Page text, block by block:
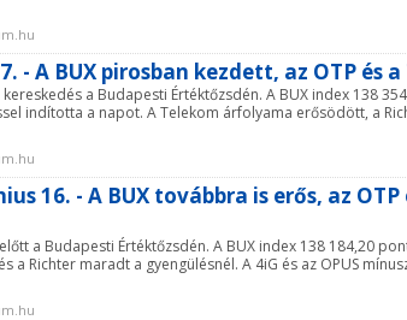
- A BUX pirosban kezdett, az OTP és
a Budapesti Értéktőzsdén. A BUX index 138
indította a napot. A Telekom árfolyama erősödött, a
16. - A BUX továbbra is erős, az
a Budapesti Értéktőzsdén. A BUX index 138 184,20
a Richter maradt a gyengülésnél. A 4iG és az OPUS